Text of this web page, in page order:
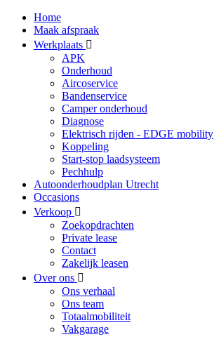
Home
Maak afspraak
Werkplaats
APK
Onderhoud
Aircoservice
Bandenservice
Camper onderhoud
Diagnose
Elektrisch rijden - EDGE mobility
Koppeling
Start-stop laadsysteem
Pechhulp
Autoonderhoudplan Utrecht
Occasions
Verkoop
Zoekopdrachten
Private lease
Contact
Zakelijk leasen
Over ons
Ons verhaal
Ons team
Totaalmobiliteit
Vakgarage